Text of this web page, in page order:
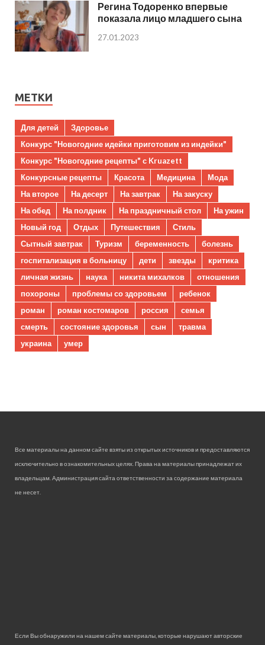
Регина Тодоренко впервые
показала лицо младшего сына
27.01.2023
МЕТКИ
Для детей
Здоровье
Конкурс "Новогодние идейки приготовим из индейки"
Конкурс "Новогодние рецепты" с Kruazett
Конкурсные рецепты
Красота Медицина
Мода
На второе
На десерт На завтрак
На закуску
На обед
На полдник На праздничный стол
На ужин
Новый год
Отдых Путешествия
Стиль
Сытный завтрак
Туризм беременность
болезнь
госпитализация в больницу
дети звезды
критика
личная жизнь
наука никита михалков
отношения
похороны
проблемы со здоровьем
ребенок
роман
роман костомаров россия
семья
смерть
состояние здоровья сын
травма
украина
умер
Все материалы на данном сайте взяты из открытых источников и предоставляются
исключительно в ознакомительных целях. Права на материалы принадлежат их
владельцам. Администрация сайта ответственности за содержание материала
не несет.
Если Вы обнаружили на нашем сайте материалы, которые нарушают авторские